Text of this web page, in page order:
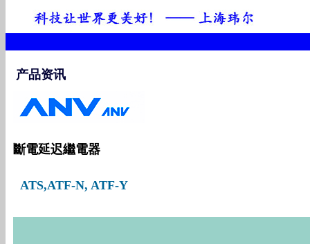
产品资讯
斷電延迟繼電器
ATS,ATF-N, ATF-Y